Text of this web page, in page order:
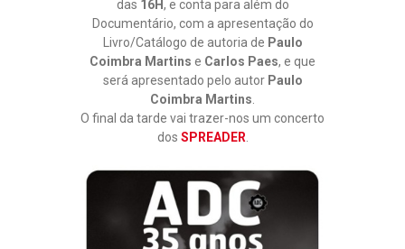
das 16H, e conta para além do
Documentário, com a apresentação do
Livro/Catálogo de autoria de Paulo
Coimbra Martins e Carlos Paes, e que
será apresentado pelo autor Paulo
Coimbra Martins.
O final da tarde vai trazer-nos um concerto
dos SPREADER.